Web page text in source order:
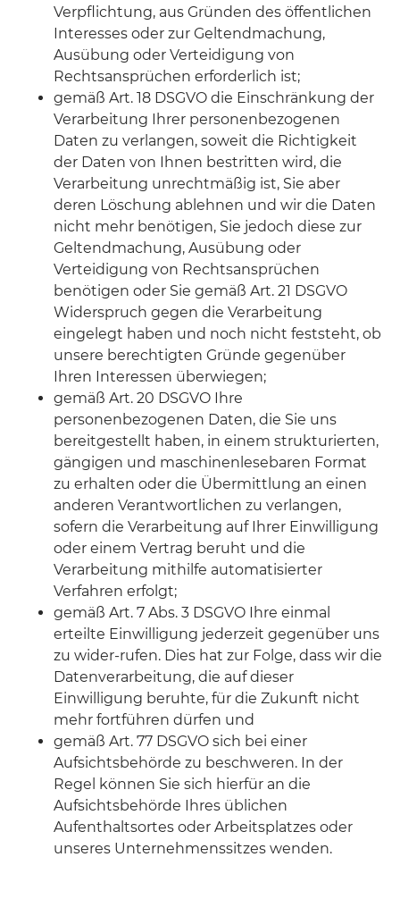
Verpflichtung, aus Gründen des öffentlichen
Interesses oder zur Geltendmachung,
Ausübung oder Verteidigung von
Rechtsansprüchen erforderlich ist;
gemäß Art. 18 DSGVO die Einschränkung der
Verarbeitung Ihrer personenbezogenen
Daten zu verlangen, soweit die Richtigkeit
der Daten von Ihnen bestritten wird, die
Verarbeitung unrechtmäßig ist, Sie aber
deren Löschung ablehnen und wir die Daten
nicht mehr benötigen, Sie jedoch diese zur
Geltendmachung, Ausübung oder
Verteidigung von Rechtsansprüchen
benötigen oder Sie gemäß Art. 21 DSGVO
Widerspruch gegen die Verarbeitung
eingelegt haben und noch nicht feststeht, ob
unsere berechtigten Gründe gegenüber
Ihren Interessen überwiegen;
gemäß Art. 20 DSGVO Ihre
personenbezogenen Daten, die Sie uns
bereitgestellt haben, in einem strukturierten,
gängigen und maschinenlesebaren Format
zu erhalten oder die Übermittlung an einen
anderen Verantwortlichen zu verlangen,
sofern die Verarbeitung auf Ihrer Einwilligung
oder einem Vertrag beruht und die
Verarbeitung mithilfe automatisierter
Verfahren erfolgt;
gemäß Art. 7 Abs. 3 DSGVO Ihre einmal
erteilte Einwilligung jederzeit gegenüber uns
zu wider-rufen. Dies hat zur Folge, dass wir die
Datenverarbeitung, die auf dieser
Einwilligung beruhte, für die Zukunft nicht
mehr fortführen dürfen und
gemäß Art. 77 DSGVO sich bei einer
Aufsichtsbehörde zu beschweren. In der
Regel können Sie sich hierfür an die
Aufsichtsbehörde Ihres üblichen
Aufenthaltsortes oder Arbeitsplatzes oder
unseres Unternehmenssitzes wenden.